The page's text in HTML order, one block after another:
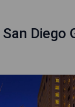
Diego